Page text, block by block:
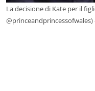
La decisione di Kate per il